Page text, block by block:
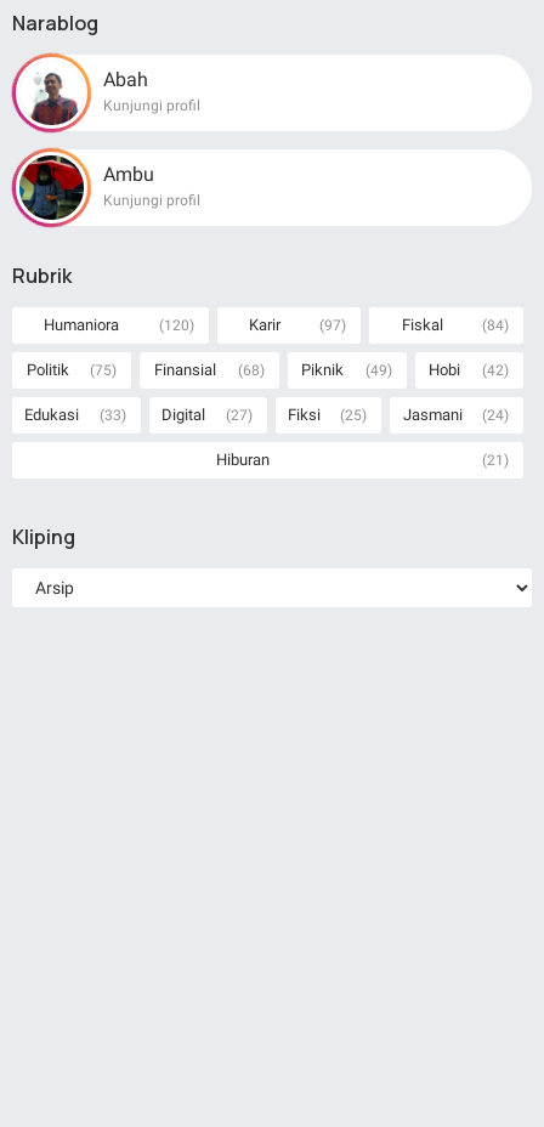
Narablog
Abah
Kunjungi profil
Ambu
Kunjungi profil
Rubrik
Humaniora (120) Karir (97) Fiskal (84)
Politik (75) Finansial (68) Piknik (49) Hobi (42)
Edukasi (33) Digital (27) Fiksi (25) Jasmani (24)
Hiburan (21)
Kliping